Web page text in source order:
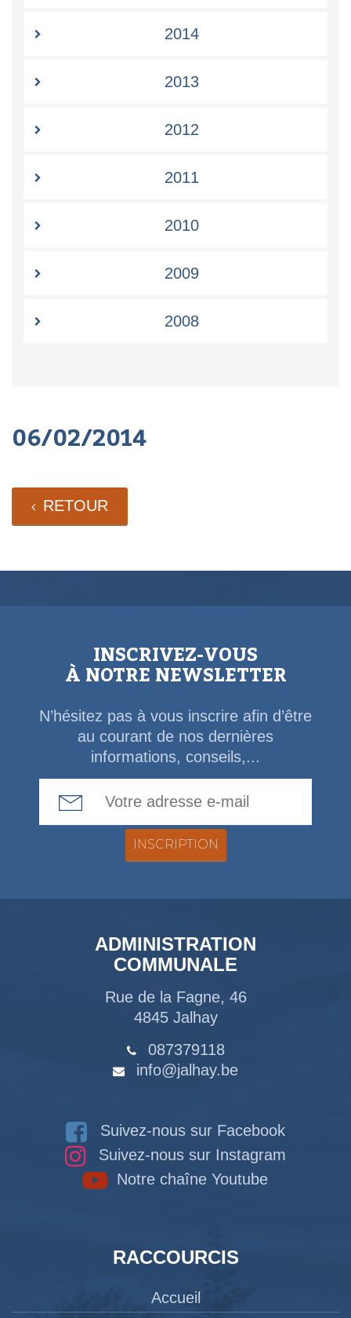
2014
2013
2012
2011
2010
2009
2008
06/02/2014
RETOUR
INSCRIVEZ-VOUS
À NOTRE NEWSLETTER
N’hésitez pas à vous inscrire afin d’être
au courant de nos dernières
informations, conseils,...
ADMINISTRATION
COMMUNALE
Rue de la Fagne, 46
4845 Jalhay
087379118
info@jalhay.be
Suivez-nous sur Facebook
Suivez-nous sur Instagram
Notre chaîne Youtube
RACCOURCIS
Accueil